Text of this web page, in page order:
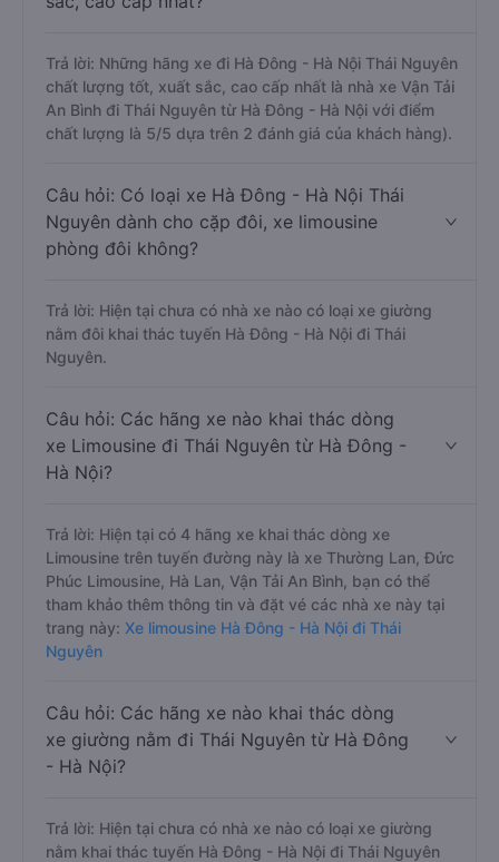
Trả lời: Những hãng xe đi Hà Đông - Hà Nội Thái Nguyên
chất lượng tốt, xuất sắc, cao cấp nhất là nhà xe Vận Tải
An Bình đi Thái Nguyên từ Hà Đông - Hà Nội với điểm
chất lượng là 5/5 dựa trên 2 đánh giá của khách hàng).
Câu hỏi: Có loại xe Hà Đông - Hà Nội Thái
Nguyên dành cho cặp đôi, xe limousine
phòng đôi không?
Trả lời: Hiện tại chưa có nhà xe nào có loại xe giường
nằm đôi khai thác tuyến Hà Đông - Hà Nội đi Thái
Nguyên.
Câu hỏi: Các hãng xe nào khai thác dòng
xe Limousine đi Thái Nguyên từ Hà Đông -
Hà Nội?
Trả lời: Hiện tại có 4 hãng xe khai thác dòng xe
Limousine trên tuyến đường này là xe Thường Lan, Đức
Phúc Limousine, Hà Lan, Vận Tải An Bình, bạn có thể
tham khảo thêm thông tin và đặt vé các nhà xe này tại
trang này: Xe limousine Hà Đông - Hà Nội đi Thái
Nguyên
Câu hỏi: Các hãng xe nào khai thác dòng
xe giường nằm đi Thái Nguyên từ Hà Đông
- Hà Nội?
Trả lời: Hiện tại chưa có nhà xe nào có loại xe giường
nằm khai thác tuyến Hà Đông - Hà Nội đi Thái Nguyên